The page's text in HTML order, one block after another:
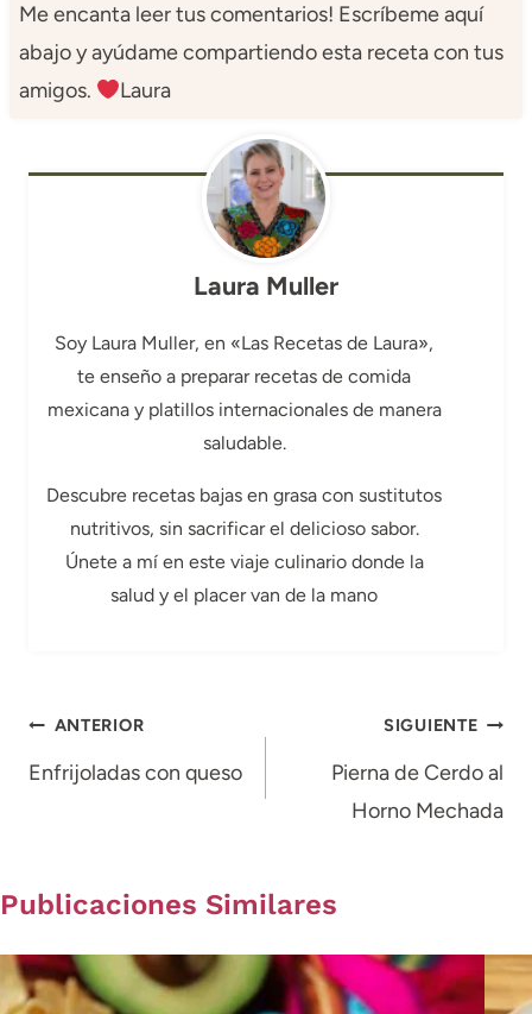
Me encanta leer tus comentarios! Escríbeme aquí
abajo y ayúdame compartiendo esta receta con tus
amigos.
Laura
Laura Muller
Soy Laura Muller, en «Las Recetas de Laura»,
te enseño a preparar recetas de comida
mexicana y platillos internacionales de manera
saludable.
Descubre recetas bajas en grasa con sustitutos
nutritivos, sin sacrificar el delicioso sabor.
Únete a mí en este viaje culinario donde la
salud y el placer van de la mano
Navegación
de
ANTERIOR
Enfrijoladas con queso
SIGUIENTE
Pierna de Cerdo al
Horno Mechada
Publicaciones Similares